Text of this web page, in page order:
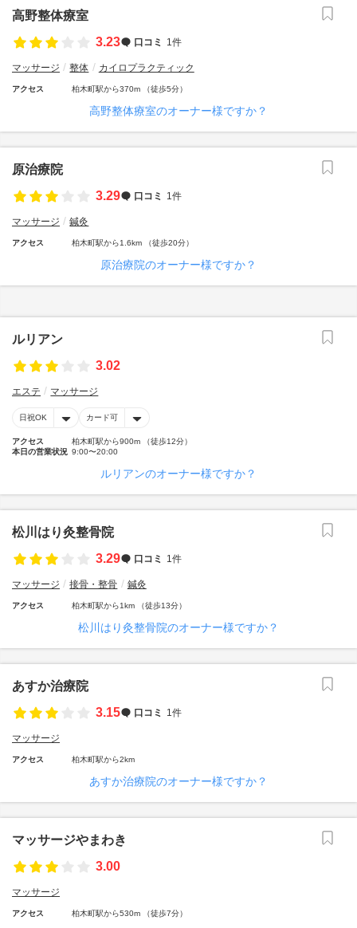
高野整体療室
3.23
口コミ 1件
マッサージ 整体 カイロプラクティック
アクセス 柏木町駅から370m （徒歩5分）
高野整体療室のオーナー様ですか？
原治療院
3.29
口コミ 1件
マッサージ 鍼灸
アクセス 柏木町駅から1.6km （徒歩20分）
原治療院のオーナー様ですか？
ルリアン
3.02
エステ マッサージ
日祝OK カード可
アクセス
柏木町駅から900m （徒歩12分）
本日の営業状況 9:00〜20:00
ルリアンのオーナー様ですか？
松川はり灸整骨院
3.29
口コミ 1件
マッサージ 接骨・整骨 鍼灸
アクセス 柏木町駅から1km （徒歩13分）
松川はり灸整骨院のオーナー様ですか？
あすか治療院
3.15
口コミ 1件
マッサージ
アクセス 柏木町駅から2km
あすか治療院のオーナー様ですか？
マッサージやまわき
3.00
マッサージ
アクセス 柏木町駅から530m （徒歩7分）